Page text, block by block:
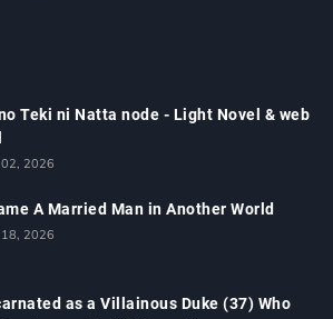
Teki ni Natta node - Light Novel & web
02, 2026
A Married Man in Another World
2026
as a Villainous Duke (37) Who